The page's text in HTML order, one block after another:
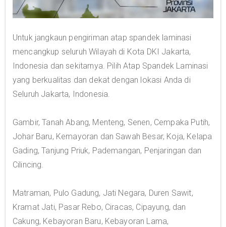
Untuk jangkaun pengiriman atap spandek laminasi
mencangkup seluruh Wilayah di Kota DKI Jakarta,
Indonesia dan sekitarnya. Pilih Atap Spandek Laminasi
yang berkualitas dan dekat dengan lokasi Anda di
Seluruh Jakarta, Indonesia.
Gambir, Tanah Abang, Menteng, Senen, Cempaka Putih,
Johar Baru, Kemayoran dan Sawah Besar, Koja, Kelapa
Gading, Tanjung Priuk, Pademangan, Penjaringan dan
Cilincing.
Matraman, Pulo Gadung, Jati Negara, Duren Sawit,
Kramat Jati, Pasar Rebo, Ciracas, Cipayung, dan
Cakung, Kebayoran Baru, Kebayoran Lama,